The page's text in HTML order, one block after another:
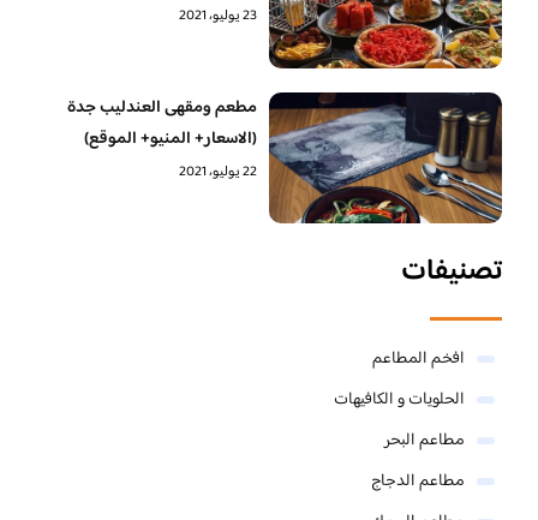
23 يوليو، 2021
مطعم ومقهى العندليب جدة
(الاسعار+ المنيو+ الموقع)
22 يوليو، 2021
تصنيفات
افخم المطاعم
الحلويات و الكافيهات ‎
مطاعم البحر
مطاعم الدجاج